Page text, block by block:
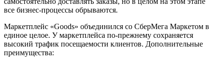
все бизнес-процессы обрываются.
Маркетплейс «Goods» объединился со СберМега Маркетом в
единое целое. У маркетплейса по-прежнему сохраняется
высокий трафик посещаемости клиентов. Дополнительные
преимущества: